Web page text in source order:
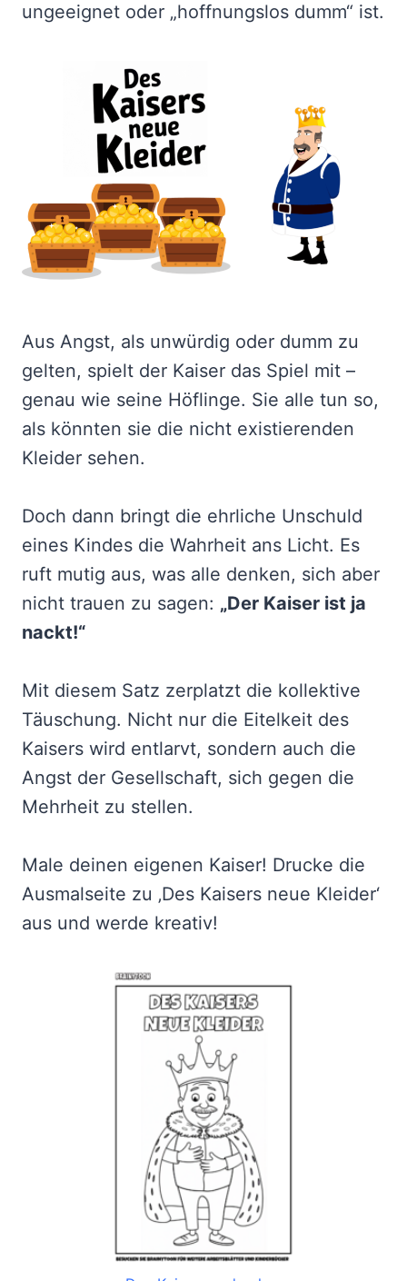
ungeeignet oder „hoffnungslos dumm“ ist.
Aus Angst, als unwürdig oder dumm zu
gelten, spielt der Kaiser das Spiel mit –
genau wie seine Höflinge. Sie alle tun so,
als könnten sie die nicht existierenden
Kleider sehen.
Doch dann bringt die ehrliche Unschuld
eines Kindes die Wahrheit ans Licht. Es
ruft mutig aus, was alle denken, sich aber
nicht trauen zu sagen: „Der Kaiser ist ja
nackt!“
Mit diesem Satz zerplatzt die kollektive
Täuschung. Nicht nur die Eitelkeit des
Kaisers wird entlarvt, sondern auch die
Angst der Gesellschaft, sich gegen die
Mehrheit zu stellen.
Male deinen eigenen Kaiser! Drucke die
Ausmalseite zu ‚Des Kaisers neue Kleider‘
aus und werde kreativ!